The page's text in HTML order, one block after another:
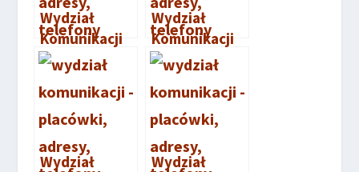
Wydział
Komunikacji
Wieruszów
Wydział
Komunikacji
Zgierz
Wydział
Wydział